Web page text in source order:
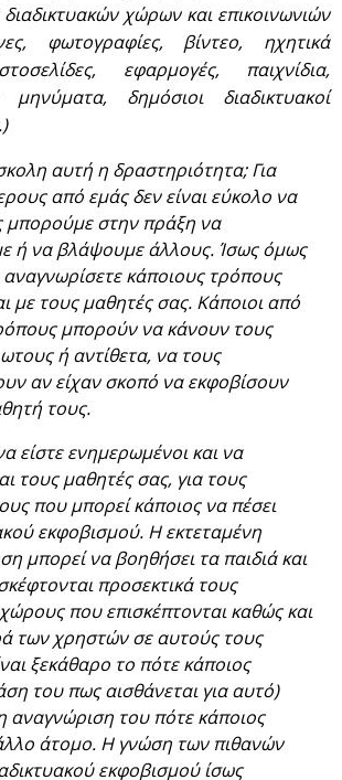
χώρων και επικοινωνιών
φωτογραφίες, βίντεο, ηχητικά
εφαρμογές, παιχνίδια,
μηνύματα, δημόσιοι διαδικτυακοί
αυτή η δραστηριότητα; Για
από εμάς δεν είναι εύκολο να
μπορούμε στην πράξη να
ή να βλάψουμε άλλους. Ίσως όμως
κάποιους τρόπους
με τους μαθητές σας. Κάποιοι από
μπορούν να κάνουν τους
ή αντίθετα, να τους
αν είχαν σκοπό να εκφοβίσουν
τους.
είστε ενημερωμένοι και να
τους μαθητές σας, για τους
που μπορεί κάποιος να πέσει
εκφοβισμού. Η εκτεταμένη
μπορεί να βοηθήσει τα παιδιά και
προσεκτικά τους
που επισκέπτονται καθώς και
των χρηστών σε αυτούς τους
ξεκάθαρο το πότε κάποιος
του πως αισθάνεται για αυτό)
αναγνώριση του πότε κάποιος
άτομο. Η γνώση των πιθανών
εκφοβισμού ίσως